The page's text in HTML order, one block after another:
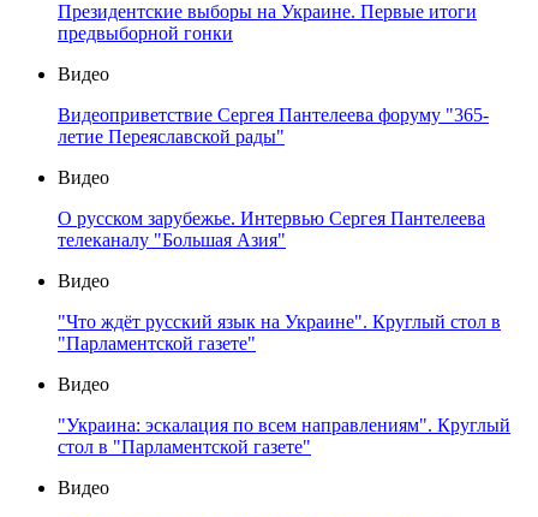
Президентские выборы на Украине. Первые итоги
предвыборной гонки
Видео
Видеоприветствие Сергея Пантелеева форуму "365-
летие Переяславской рады"
Видео
О русском зарубежье. Интервью Сергея Пантелеева
телеканалу "Большая Азия"
Видео
"Что ждёт русский язык на Украине". Круглый стол в
"Парламентской газете"
Видео
"Украина: эскалация по всем направлениям". Круглый
стол в "Парламентской газете"
Видео